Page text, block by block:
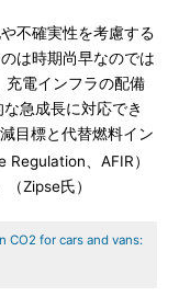
不確実性を考慮する
は時期尚早なのでは
充電インフラの配備
急成長に対応でき
目標と代替燃料イン
、AFIR）
Zipse氏）
CO2 for cars and vans: